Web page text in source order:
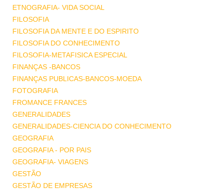
ETNOGRAFIA- VIDA SOCIAL
FILOSOFIA
FILOSOFIA DA MENTE E DO ESPIRITO
FILOSOFIA DO CONHECIMENTO
FILOSOFIA-METAFISICA ESPECIAL
FINANÇAS -BANCOS
FINANÇAS PUBLICAS-BANCOS-MOEDA
FOTOGRAFIA
FROMANCE FRANCES
GENERALIDADES
GENERALIDADES-CIENCIA DO CONHECIMENTO
GEOGRAFIA
GEOGRAFIA - POR PAIS
GEOGRAFIA- VIAGENS
GESTÃO
GESTÃO DE EMPRESAS